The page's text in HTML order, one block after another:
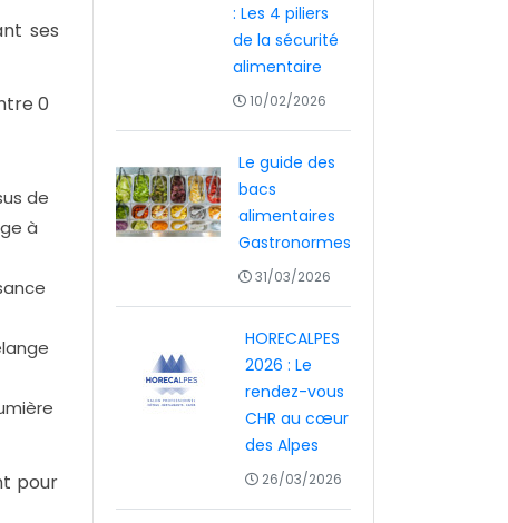
ses
0
de
à
pour
: Les 4 piliers
de la sécurité
alimentaire
10/02/2026
Le guide des
bacs
alimentaires
Gastronormes
31/03/2026
HORECALPES
2026 : Le
rendez-vous
CHR au cœur
des Alpes
26/03/2026